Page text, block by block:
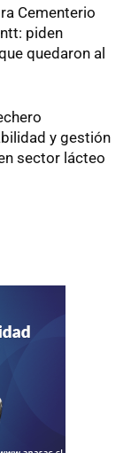
Cementerio
piden
quedaron al
y gestión
sector lácteo